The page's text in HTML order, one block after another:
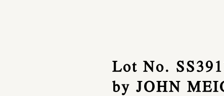
Lot No.
by JOHN